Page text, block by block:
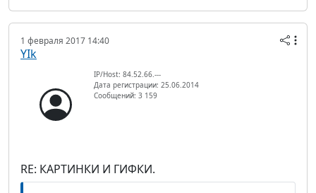
1 февраля 2017 14:40
YIk
IP/Host: 84.52.66.---
Дата регистрации: 25.06.2014
Сообщений: 3 159
RE: КАРТИНКИ И ГИФКИ.